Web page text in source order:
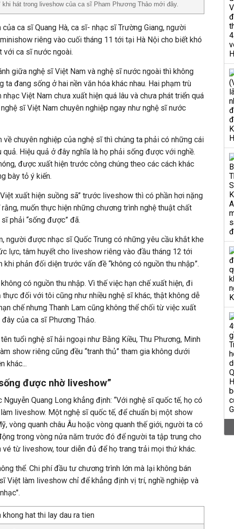
khi hát trong liveshow của ca sĩ Pham Phương Thảo mới đây.
ca sĩ Quang Hà, ca sĩ- nhạc sĩ Trường Giang, người
riêng vào cuối tháng 11 tới tại Hà Nội cho biết khó
với ca sĩ nước ngoài.
giữa nghệ sĩ Việt Nam và nghệ sĩ nước ngoài thì không
ta đang sống ở hai nền văn hóa khác nhau. Hai phạm trù
nhạc Việt Nam chưa xuất hiện quá lâu và chưa phát triển quá
sĩ Việt Nam chuyên nghiệp ngay như nghệ sĩ nước
về chuyên nghiệp của nghệ sĩ thì chúng ta phải có những cái
quả. Hiệu quả ở đây nghĩa là họ phải sống được với nghề.
được xuất hiện trước công chúng theo các cách khác
bày tỏ ý kiến.
xuất hiện suồng sã” trước liveshow thì có phần hơi nặng
muốn thực hiện những chương trình nghệ thuật chất
phải “sống được” đã.
người được nhạc sĩ Quốc Trung có những yêu cầu khắt khe
lực, tâm huyết cho liveshow riêng vào đầu tháng 12 tới
phản đối diện trước vấn đề “không có nguồn thu nhập”.
có nguồn thu nhập. Vì thế việc hạn chế xuất hiện, đi
đối với tôi cũng như nhiều nghệ sĩ khác, thật không dễ
chế nhưng Thanh Lam cũng không thể chối từ việc xuất
của ca sĩ Phương Thảo.
tuổi nghệ sĩ hải ngoại như Bằng Kiều, Thu Phương, Minh
show riêng cũng đều “tranh thủ” tham gia không dưới
khác...
được nhờ liveshow”
Nguyễn Quang Long khẳng định: “Với nghệ sĩ quốc tế, họ có
liveshow. Một nghệ sĩ quốc tế, để chuẩn bị một show
vòng quanh châu Âu hoặc vòng quanh thế giới, người ta có
trong vòng nửa năm trước đó để người ta tập trung cho
vé từ liveshow, tour diễn đủ để họ trang trải mọi thứ khác.
thể. Chi phí đầu tư chương trình lớn mà lại không bán
Việt làm liveshow chỉ để khẳng định vị trí, nghề nghiệp và